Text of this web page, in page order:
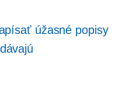
úžasné popisy